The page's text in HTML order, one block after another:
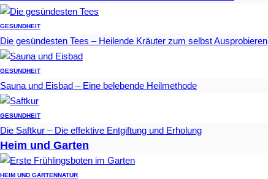
GESUNDHEIT
Die gesündesten Tees – Heilende Kräuter zum selbst Ausprobieren
GESUNDHEIT
Sauna und Eisbad – Eine belebende Heilmethode
GESUNDHEIT
Die Saftkur – Die effektive Entgiftung und Erholung
Heim und Garten
HEIM UND GARTENNATUR